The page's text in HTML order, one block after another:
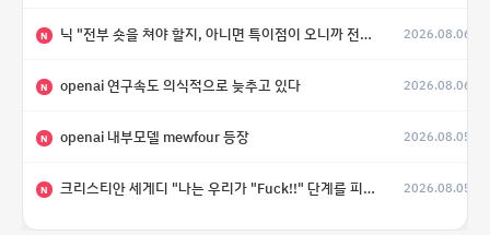
N 닉 "전부 숏을 쳐야 할지, 아니면 특이점이 오니까 전부 롱을 쳐야 할지 모르겠다.” 2026.08.06
N openai 연구속도 의식적으로 늦추고 있다 2026.08.06
N openai 내부모델 mewfour 등장 2026.08.05
N 크리스티안 세게디 "나는 우리가 "Fuck!!" 단계를 피할 수 있기를 바랄 뿐" 2026.08.05